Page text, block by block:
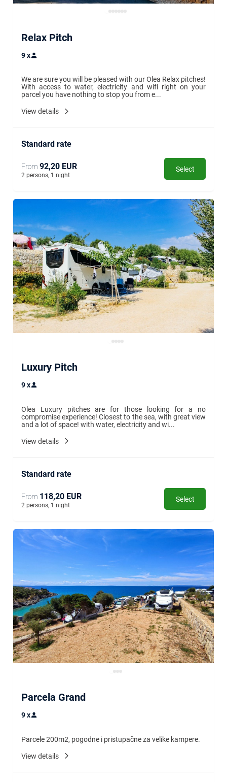
Relax Pitch
9x
We are sure you will be pleased with our Olea Relax pitches!
With access to water, electricity and wifi right on your
parcel you have nothing to stop you from e...
View details
Standard rate
From 92,20 EUR
2 persons, 1 night
Select
Luxury Pitch
9x
Olea Luxury pitches are for those looking for a no
compromise experience! Closest to the sea, with great view
and a lot of space! with water, electricity and wi...
View details
Standard rate
From 118,20 EUR
2 persons, 1 night
Select
Parcela Grand
9x
Parcele 200m2, pogodne i pristupačne za velike kampere.
View details